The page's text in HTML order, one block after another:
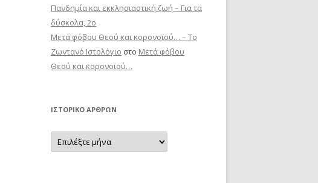
Πανδημία και εκκλησιαστική ζωή – Για τα
δύσκολα, 2ο
Μετά φόβου Θεού και κορονοϊού… – Το
Zωντανό Iστολόγιο στο Μετά φόβου
Θεού και κορονοϊού…
ΙΣΤΟΡΙΚΌ ΆΡΘΡΩΝ
Ιστορικό
Άρθρων